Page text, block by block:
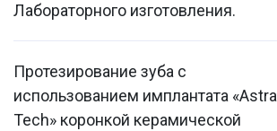
Лабораторного изготовления.
Протезирование зуба с
использованием имплантата «Astra
Tech» коронкой керамической